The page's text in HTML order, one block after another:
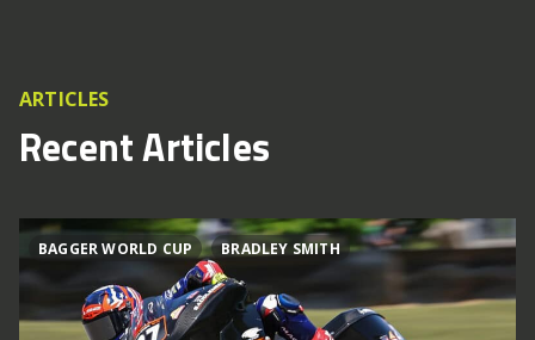
ARTICLES
Recent Articles
BAGGER WORLD CUP BRADLEY SMITH